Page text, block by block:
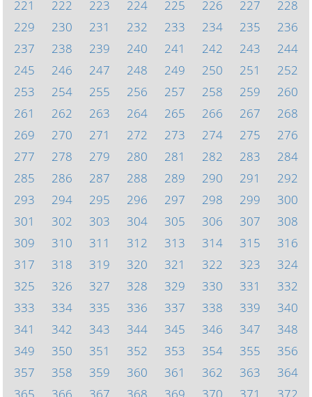
221
222 223 224 225 226 227
228
229
230 231 232 233 234 235
236
237
238 239 240 241 242 243
244
245
246 247 248 249 250 251
252
253
254 255 256 257 258 259
260
261
262 263 264 265 266 267
268
269
270 271 272 273 274 275
276
277
278 279 280 281 282 283
284
285
286 287 288 289 290 291
292
293
294 295 296 297 298 299
300
301
302 303 304 305 306 307
308
309
310 311 312 313 314 315
316
317
318 319 320 321 322 323
324
325
326 327 328 329 330 331
332
333
334 335 336 337 338 339
340
341
342 343 344 345 346 347
348
349
350 351 352 353 354 355
356
357
358 359 360 361 362 363
364